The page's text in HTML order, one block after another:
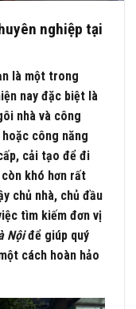
nghiệp tại
là một trong
nay đặc biệt là
nhà và công
công năng
cải tạo để đi
khó hơn rất
chủ nhà, chủ đầu
tìm kiếm đơn vị
Nộiđể giúp quý
cách hoàn hảo